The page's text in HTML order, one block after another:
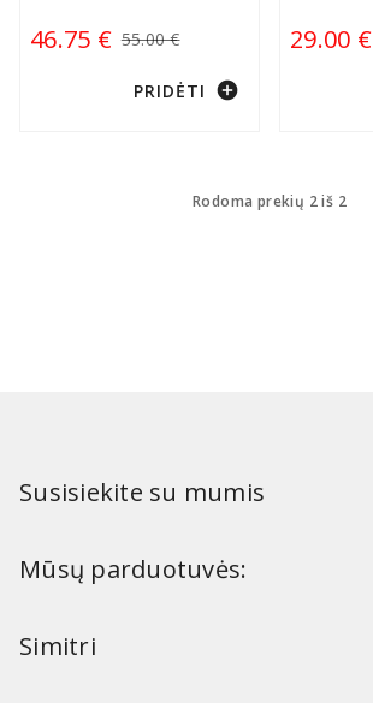
46.75 € 55.00 €
PRIDĖTI add_circle
29.00 €
Rodoma prekių 2 iš 2
Susisiekite su mumis
Mūsų parduotuvės:
Simitri